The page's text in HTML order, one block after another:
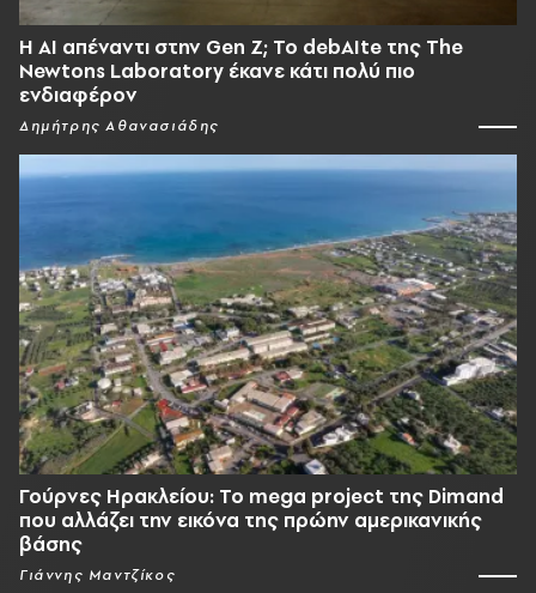
Η AI απέναντι στην Gen Z; Το debAIte της The
Newtons Laboratory έκανε κάτι πολύ πιο
ενδιαφέρον
Δημήτρης Αθανασιάδης
Γούρνες Ηρακλείου: To mega project της Dimand
που αλλάζει την εικόνα της πρώην αμερικανικής
βάσης
Γιάννης Μαντζίκος